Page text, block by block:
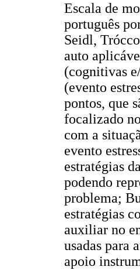
Escala de
português
Seidl,
auto
(cognitivas
(evento
pontos, que
focalizado
com a
evento
estratégias
podendo
problema;
estratégias
auxiliar no
usadas para
apoio